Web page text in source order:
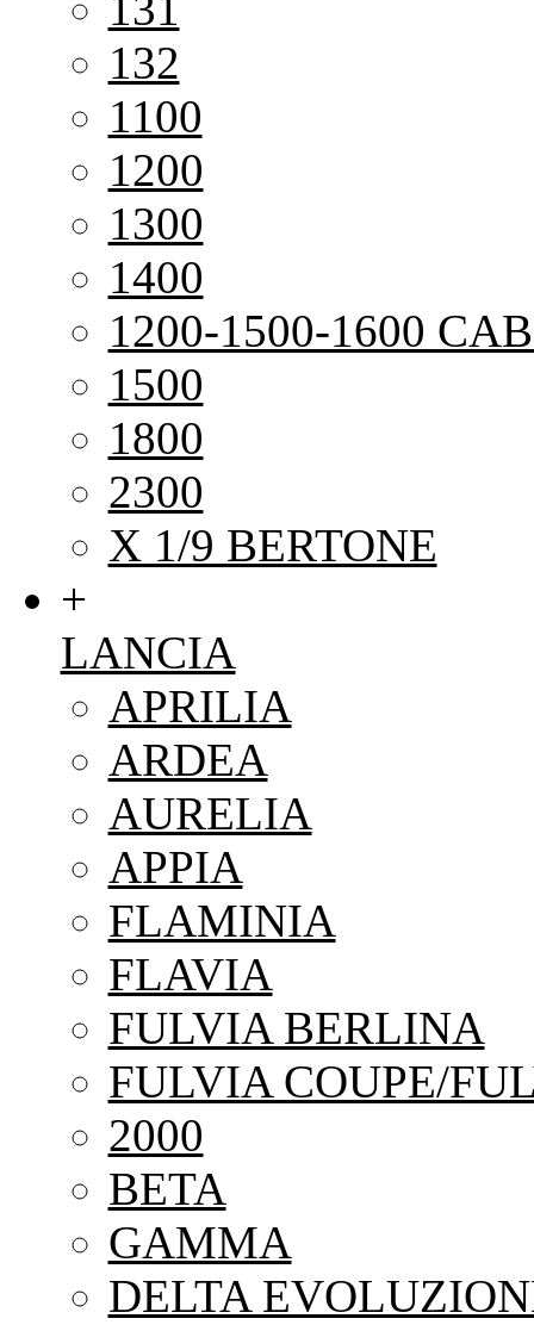
132
1100
1200
1300
1400
1200-1500-1600
1500
1800
2300
X 1/9 BERTONE
+
LANCIA
APRILIA
ARDEA
AURELIA
APPIA
FLAMINIA
FLAVIA
FULVIA BERLINA
FULVIA COUPE/
2000
BETA
GAMMA
DELTA